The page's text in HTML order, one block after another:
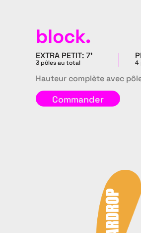
block.
EXTRA PETIT: 7'
3 pôles au total 4
Hauteur complète avec
Commander